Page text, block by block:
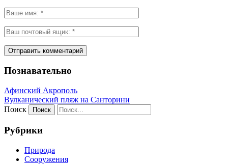
Познавательно
Афинский Акрополь
Вулканический пляж на Санторини
Поиск
Рубрики
Природа
Сооружения